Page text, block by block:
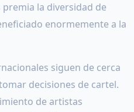
la diversidad de
enormemente a la
siguen de cerca
decisiones de cartel.
de artistas